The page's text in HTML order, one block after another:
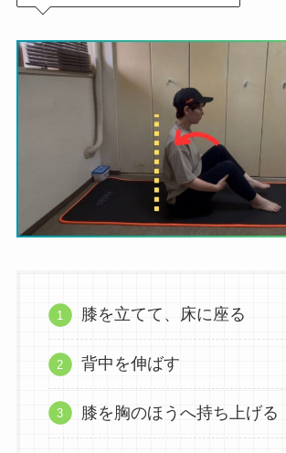
膝を立てて、床に座る
背中を伸ばす
膝を胸のほうへ持ち上げる